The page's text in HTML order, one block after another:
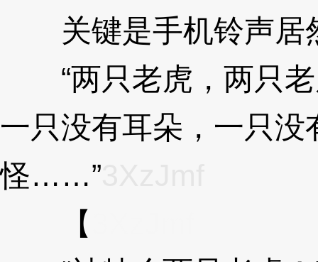
关键是手机铃声
“两只老虎，两只老
一只没有耳朵，一只
怪……”
【